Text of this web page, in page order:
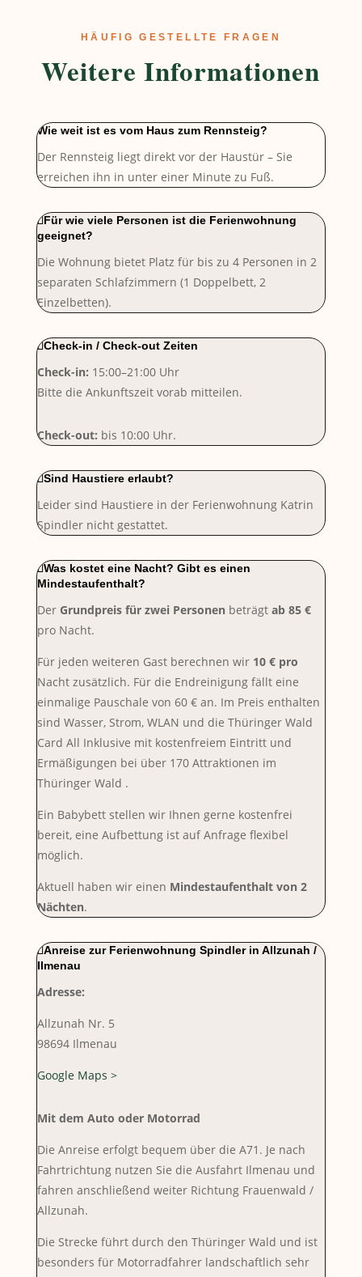
HÄUFIG GESTELLTE FRAGEN
Weitere Informationen
Wie weit ist es vom Haus zum Rennsteig?
Der Rennsteig liegt direkt vor der Haustür – Sie
erreichen ihn in unter einer Minute zu Fuß.
Für wie viele Personen ist die Ferienwohnung
geeignet?
Die Wohnung bietet Platz für bis zu 4 Personen in 2
separaten Schlafzimmern (1 Doppelbett, 2
Einzelbetten).
Check-in / Check-out Zeiten
Check-in: 15:00–21:00 Uhr
Bitte die Ankunftszeit vorab mitteilen.
Check-out: bis 10:00 Uhr.
Sind Haustiere erlaubt?
Leider sind Haustiere in der Ferienwohnung Katrin
Spindler nicht gestattet.
Was kostet eine Nacht? Gibt es einen
Mindestaufenthalt?
Der Grundpreis für zwei Personen beträgt ab 85 €
pro Nacht.
Für jeden weiteren Gast berechnen wir10 € pro
Nacht zusätzlich. Für die Endreinigung fällt eine
einmalige Pauschale von 60 € an. Im Preis enthalten
sind Wasser, Strom, WLAN und die Thüringer Wald
Card All Inklusive mit kostenfreiem Eintritt und
Ermäßigungen bei über 170 Attraktionen im
Thüringer Wald .
Ein Babybett stellen wir Ihnen gerne kostenfrei
bereit, eine Aufbettung ist auf Anfrage flexibel
möglich.
Aktuell haben wir einen Mindestaufenthalt von 2
Nächten.
Anreise zur Ferienwohnung Spindler in Allzunah /
Ilmenau
Adresse:
Allzunah Nr. 5
98694 Ilmenau
Google Maps >
Mit dem Auto oder Motorrad
Die Anreise erfolgt bequem über die A71. Je nach
Fahrtrichtung nutzen Sie die Ausfahrt Ilmenau und
fahren anschließend weiter Richtung Frauenwald /
Allzunah.
Die Strecke führt durch den Thüringer Wald und ist
besonders für Motorradfahrer landschaftlich sehr